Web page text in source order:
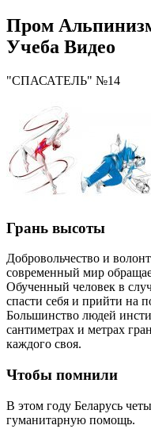
Пром
Учеба Видео
"СПАСАТЕЛЬ" №14
Грань высоты
Добровольчество и
современный мир
Обученный человек в
спасти себя и прийти на
Большинство людей
сантиметрах и метрах
каждого своя.
Чтобы помнили
В этом году Беларусь
гуманитарную помощь.